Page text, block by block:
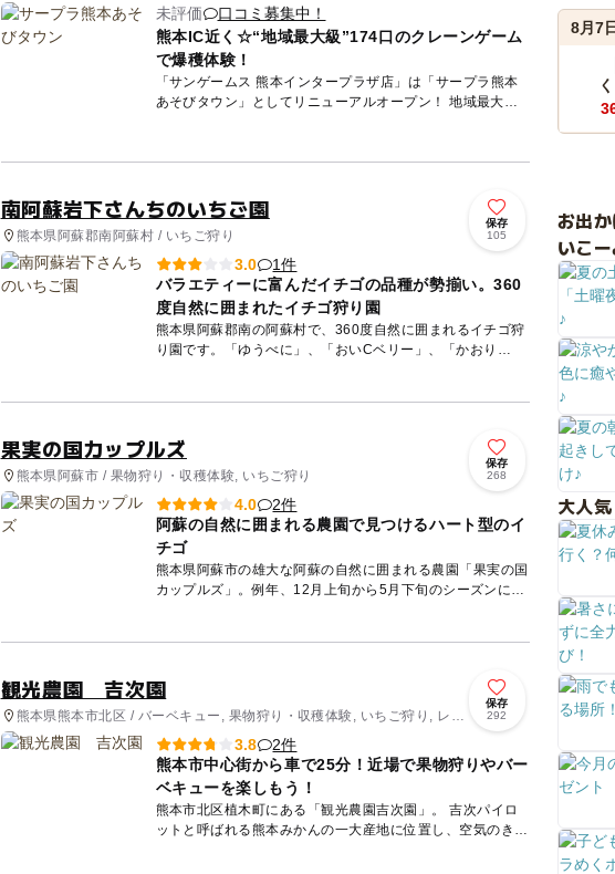
未評価
口コミ募集中！
熊本IC近く☆“地域最大級”174口のクレーンゲーム
で爆穫体験！
「サンゲームス 熊本インタープラザ店」は「サープラ熊本
あそびタウン」としてリニューアルオープン！ 地域最大級
南阿蘇岩下さんちのいちご園
熊本県阿蘇郡南阿蘇村 / いちご狩り
保存
105
3.0
1件
バラエティーに富んだイチゴの品種が勢揃い。360
度自然に囲まれたイチゴ狩り園
熊本県阿蘇郡南の阿蘇村で、360度自然に囲まれるイチゴ狩
り園です。「ゆうべに」、「おいCベリー」、「かおり
果実の国カップルズ
熊本県阿蘇市 / 果物狩り・収穫体験, いちご狩り
保存
268
4.0
2件
阿蘇の自然に囲まれる農園で見つけるハート型のイ
チゴ
熊本県阿蘇市の雄大な阿蘇の自然に囲まれる農園「果実の国
カップルズ」。例年、12月上旬から5月下旬のシーズンには
観光農園 吉次園
熊本県熊本市北区 / バーベキュー, 果物狩り・収穫体験, いちご狩り, レス
トラン・カフェ
保存
292
3.8
2件
熊本市中心街から車で25分！近場で果物狩りやバー
ベキューを楽しもう！
熊本市北区植木町にある「観光農園吉次園」。 吉次パイロ
ットと呼ばれる熊本みかんの一大産地に位置し、空気のきれ
8月7
お出
いこ
大人